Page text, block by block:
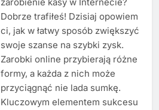
Dobrze trafiłeś! Dzisiaj opowiem
ci, jak w łatwy sposób zwiększyć
swoje szanse na szybki zysk.
Zarobki online przybierają różne
formy, a każda z nich może
przyciągnąć nie lada sumkę.
Kluczowym elementem sukcesu